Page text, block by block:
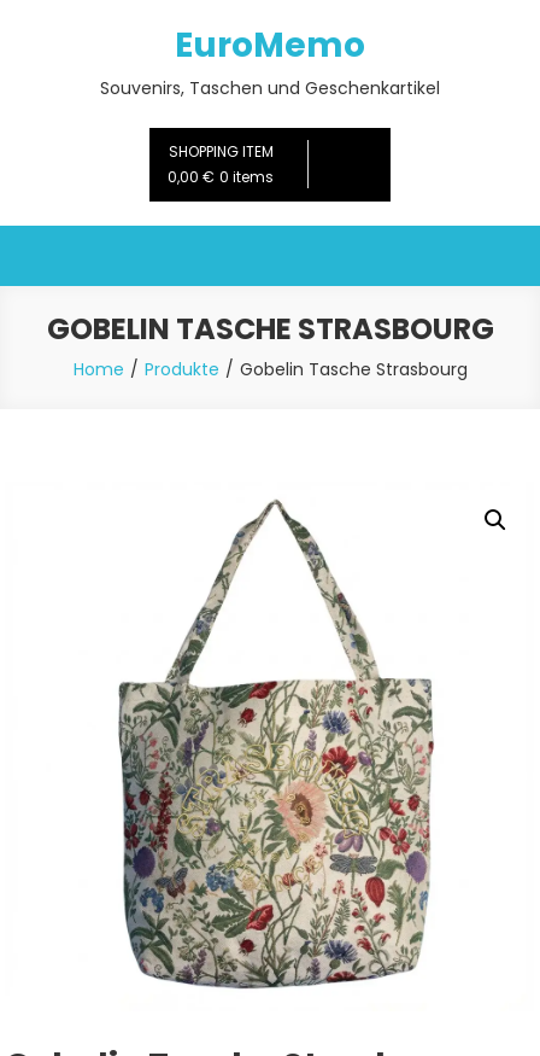
EuroMemo
Souvenirs, Taschen und Geschenkartikel
SHOPPING ITEM
0,00 € 0 items
GOBELIN TASCHE STRASBOURG
Home Produkte Gobelin Tasche Strasbourg